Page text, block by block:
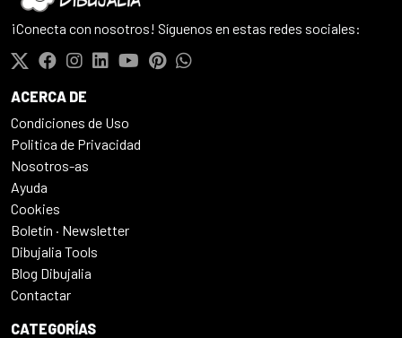
¡Conecta con nosotros! Síguenos en estas redes sociales:
ACERCA DE
Condiciones de Uso
Politica de Privacidad
Nosotros-as
Ayuda
Cookies
Boletín · Newsletter
Dibujalia Tools
Blog Dibujalia
Contactar
CATEGORÍAS